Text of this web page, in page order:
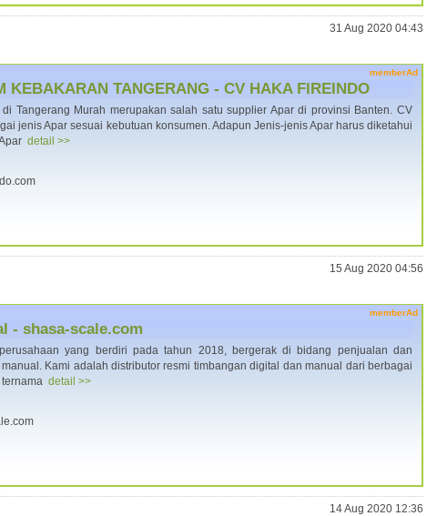
31 Aug 2020 04:43
memberAd
KEBAKARAN TANGERANG - CV HAKA FIREINDO
Tangerang Murah merupakan salah satu supplier Apar di provinsi Banten. CV
jenis Apar sesuai kebutuan konsumen. Adapun Jenis-jenis Apar harus diketahui
detail >>
15 Aug 2020 04:56
memberAd
- shasa-scale.com
yang berdiri pada tahun 2018, bergerak di bidang penjualan dan
Kami adalah distributor resmi timbangan digital dan manual dari berbagai
detail >>
14 Aug 2020 12:36